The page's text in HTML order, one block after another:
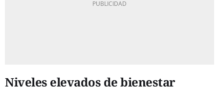
Niveles elevados de bienestar